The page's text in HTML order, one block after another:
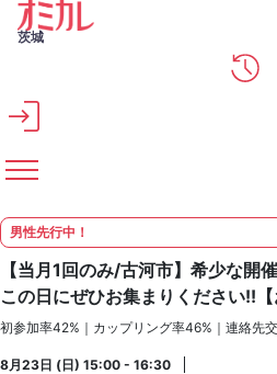
メインコンテンツへスキップ
茨城
男性先行中！
【当月1回のみ/古河市】希少な開
この日にぜひお集まりください!!
初参加率42%｜カップリング率46%｜連絡先
8月23日 (日) 15:00 - 16:30